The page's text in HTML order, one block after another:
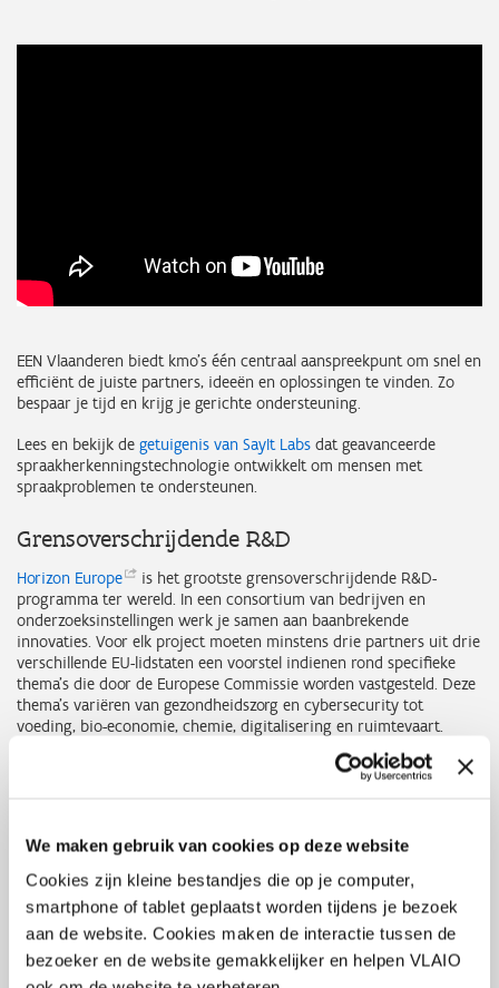
We maken gebruik van cookies op deze website
Cookies zijn kleine bestandjes die op je computer,
smartphone of tablet geplaatst worden tijdens je bezoek
aan de website. Cookies maken de interactie tussen de
bezoeker en de website gemakkelijker en helpen VLAIO
EEN Vlaanderen biedt kmo’s één centraal aanspreekpunt om snel en
efficiënt de juiste partners, ideeën en oplossingen te vinden. Zo
bespaar je tijd en krijg je gerichte ondersteuning.
Lees en bekijk de getuigenis van SayIt Labs dat geavanceerde
spraakherkenningstechnologie ontwikkelt om mensen met
spraakproblemen te ondersteunen.
Grensoverschrijdende R&D
Horizon Europe
is het grootste grensoverschrijdende R&D-
programma ter wereld. In een consortium van bedrijven en
onderzoeksinstellingen werk je samen aan baanbrekende
innovaties. Voor elk project moeten minstens drie partners uit drie
verschillende EU-lidstaten een voorstel indienen rond specifieke
thema’s die door de Europese Commissie worden vastgesteld. Deze
thema’s variëren van gezondheidszorg en cybersecurity tot
voeding, bio-economie, chemie, digitalisering en ruimtevaart.
biedt VLAIO, in
(Fonds Wetenschappelijk Onderzoek),
“Ons team van dertien experts is door de Europese Commissie
aangesteld om programma’s zoals Horizon Europa op te volgen,”
verteltMarkAntonissen
. “We informeren, inspireren en leiden op.
Zo organiseren we regelmatig sessies over hoe je een sterk voorstel
opstelt. Daarnaast brengen we bedrijven over landsgrenzen heen
met elkaar in contact via partner searches en geven we advies over